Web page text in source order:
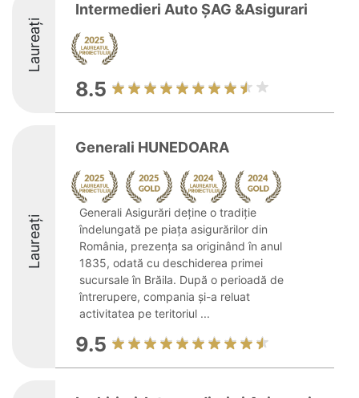
Laureați
Intermedieri Auto ȘAG &Asigurari
8.5
Laureați
Generali HUNEDOARA
Generali Asigurări deține o tradiție
îndelungată pe piața asigurărilor din
România, prezența sa originând în anul
1835, odată cu deschiderea primei
sucursale în Brăila. După o perioadă de
întrerupere, compania și-a reluat
activitatea pe teritoriul ...
9.5